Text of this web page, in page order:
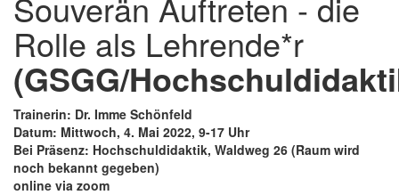
Rolle als Lehrende*r
(GSGG/
Trainerin: Dr. Imme Schönfeld
Datum: Mittwoch, 4. Mai 2022, 9-17 Uhr
Bei Präsenz: Hochschuldidaktik, Waldweg 26 (Raum wird
noch bekannt gegeben)
online via zoom